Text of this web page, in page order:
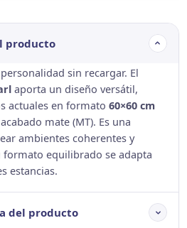
producto
sin recargar. El
aporta un diseño versátil,
actuales en formato60×60 cm
mate (MT). Es una
ambientes coherentes y
formato equilibrado se adapta
estancias.
del producto